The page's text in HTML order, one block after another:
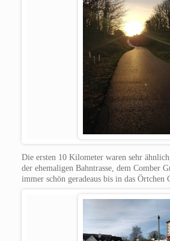
Die ersten 10 Kilometer waren sehr
der ehemaligen Bahntrasse, dem Comber
immer schön geradeaus bis in das Örtchen